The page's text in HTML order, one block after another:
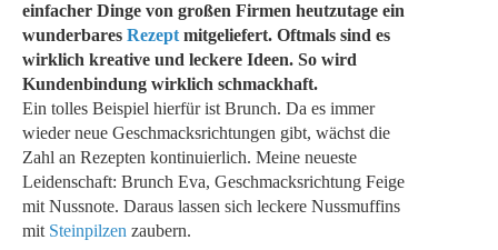
einfacher Dinge von großen Firmen heutzutage ein
wunderbares Rezept mitgeliefert. Oftmals sind es
wirklich kreative und leckere Ideen. So wird
Kundenbindung wirklich schmackhaft.
Ein tolles Beispiel hierfür ist Brunch. Da es immer
wieder neue Geschmacksrichtungen gibt, wächst die
Zahl an Rezepten kontinuierlich. Meine neueste
Leidenschaft: Brunch Eva, Geschmacksrichtung Feige
mit Nussnote. Daraus lassen sich leckere Nussmuffins
mit Steinpilzen zaubern.